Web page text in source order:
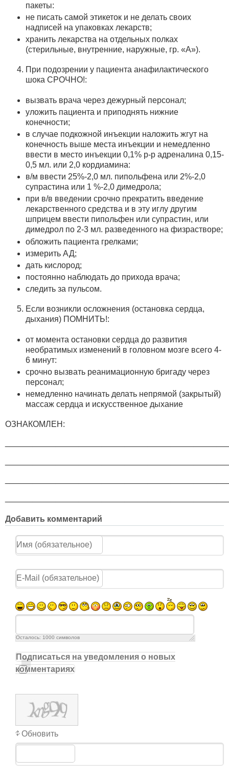
пакеты:
не писать самой этикеток и не делать своих
надписей на упаковках лекарств;
хранить лекарства на отдельных полках
(стерильные, внутрен­ние, наружные, гр. «А»).
При подозрении у пациента анафилактического
шока СРОЧНО!:
вызвать врача через дежурный персонал;
уложить пациента и приподнять нижние
конечности;
в случае подкожной инъекции наложить жгут на
конечность выше места инъекции и немедленно
ввести в место инъекции 0,1% р-р адреналина 0,15-
0,5 мл. или 2,0 кордиамина:
в/м ввести 25%-2,0 мл. пипольфена или 2%-2,0
супрастина или 1 %-2,0 димедрола;
при в/в введении срочно прекратить введение
лекарственного средства и в эту иглу другим
шприцем ввести пипольфен или супрастин, или
димедрол по 2-3 мл. разведенного на физра­створе;
обложить пациента грелками;
измерить АД;
дать кислород;
постоянно наблюдать до прихода врача;
следить за пульсом.
Если возникли осложнения (остановка сердца,
дыхания) ПОМНИТЬ!:
от момента остановки сердца до развития
необратимых изме­нений в головном мозге всего 4-
6 минут:
срочно вызвать реанимационную бригаду через
персонал;
немедленно начинать делать непрямой (закрытый)
массаж сер­дца и искусственное дыхание
ОЗНАКОМЛЕН:
Добавить комментарий
Осталось: 1000 символов
Подписаться на уведомления о новых
комментариях
Обновить